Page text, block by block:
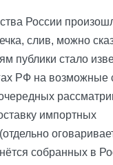
России
слив, можно
публики стало
РФ на возможные
импортных
собранных в